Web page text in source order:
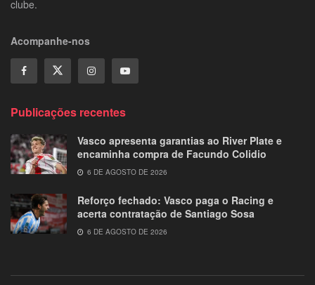
clube.
Acompanhe-nos
Publicações recentes
Vasco apresenta garantias ao River Plate e
encaminha compra de Facundo Colidio
6 DE AGOSTO DE 2026
Reforço fechado: Vasco paga o Racing e
acerta contratação de Santiago Sosa
6 DE AGOSTO DE 2026